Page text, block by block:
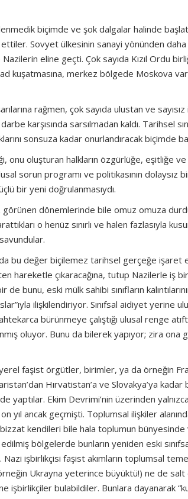
biçimde ve şok dalgalar halinde
Sovyet ülkesinin sanayi yönünden
eline geçti. Çok sayıda Kızıl Ordu
kuşatmasına, merkez bölgede Moskova
rağmen, çok sayıda ulustan ve
karşısında sarsılmadan kaldı. Tarihsel
sonsuza kadar onurlandıracak biçimde
onu oluşturan halkların özgürlüğe, eşitliğe
sorun programı ve politikasının dolaysız
bir yeni doğrulanmasıydı.
görünen dönemlerinde bile omuz omuza
o henüz sınırlı ve halen fazlasıyla
bu değer biçilemez tarihsel gerçeğe işaret
hareketle çıkaracağına, tutup Nazilerle iş
de bunu, eski mülk sahibi sınıfların
ilişkilendiriyor. Sınıfsal aidiyet yerine
bürünmeye çalıştığı ulusal renge
oluyor. Bunu da bilerek yapıyor; zira ona
faşist örgütler, birimler, ya da örneğin
Hırvatistan’a ve Slovakya’ya kadar
Ekim Devrimi’nin üzerinden
yıl ancak geçmişti. Toplumsal ilişkiler
kendileri bile hala toplumun bünyesinde
bölgelerde bunların yeniden eski
işbirlikçisi faşist akımların toplumsal
Ukrayna yeterince büyüktü!) ne de salt
işbirlikçiler bulabildiler. Bunlara dayanarak